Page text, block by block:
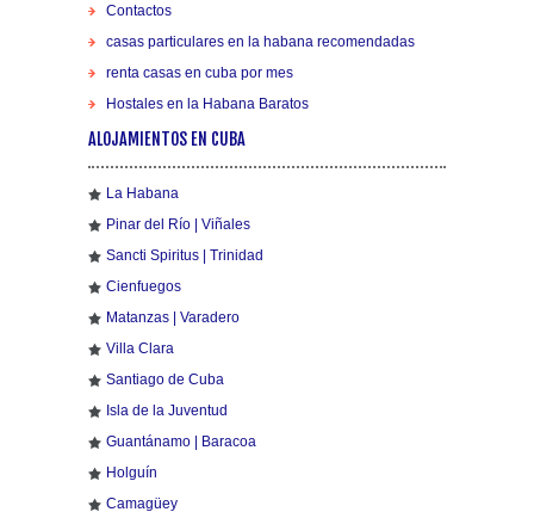
Contactos
casas particulares en la habana recomendadas
renta casas en cuba por mes
Hostales en la Habana Baratos
ALOJAMIENTOS EN CUBA
La Habana
Pinar del Río | Viñales
Sancti Spiritus | Trinidad
Cienfuegos
Matanzas | Varadero
Villa Clara
Santiago de Cuba
Isla de la Juventud
Guantánamo | Baracoa
Holguín
Camagüey